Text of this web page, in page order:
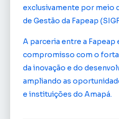
exclusivamente por meio
de Gestão da Fapeap
A parceria entre a Fapeap
compromisso com o
da inovação e do
ampliando as
e instituições do Amapá.